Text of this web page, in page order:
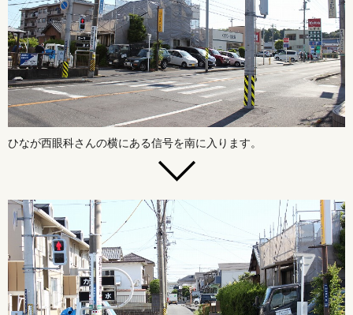
ひなが西眼科さんの横にある信号を南に入ります。